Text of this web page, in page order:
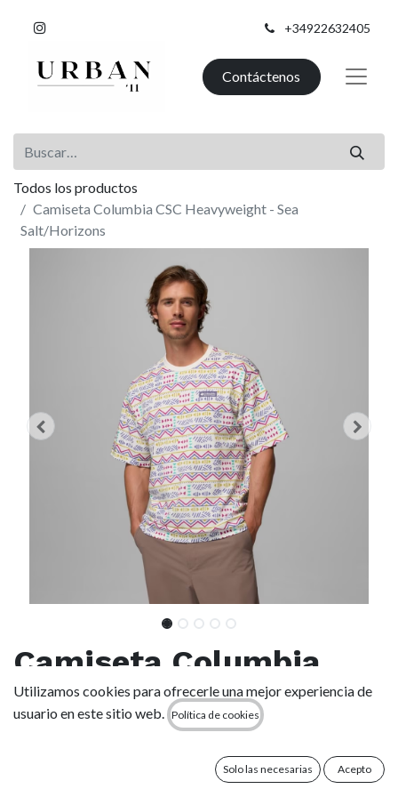
+34922632405
Contáctenos
Todos los productos
Camiseta Columbia CSC Heavyweight - Sea
Salt/Horizons
Camiseta Columbia
CSC Heavyweight - Sea
Salt/Horizons
Utilizamos cookies para ofrecerle una mejor experiencia de
usuario en este sitio web.
Política de cookies
Solo las necesarias Acepto